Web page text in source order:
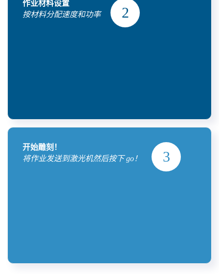
作业材料设置
按材料分配速度和功率
开始雕刻！
将作业发送到激光机然后按下 go！